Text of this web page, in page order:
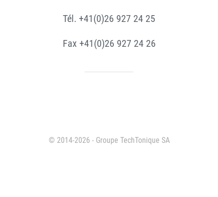
Tél. +41(0)26 927 24 25
Fax +41(0)26 927 24 26
© 2014-2026 - Groupe TechTonique SA